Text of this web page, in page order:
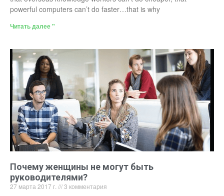
powerful computers can’t do faster…that is why
Читать далее "
Почему женщины не могут быть
руководителями?
27 марта 2017 г. 3 комментария